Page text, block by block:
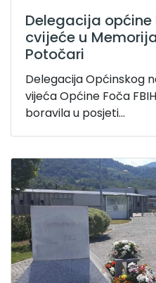
Delegacija općine
cvijeće u
Potočari
Delegacija Općinskog
vijeća Općine Foča
boravila u posjeti...